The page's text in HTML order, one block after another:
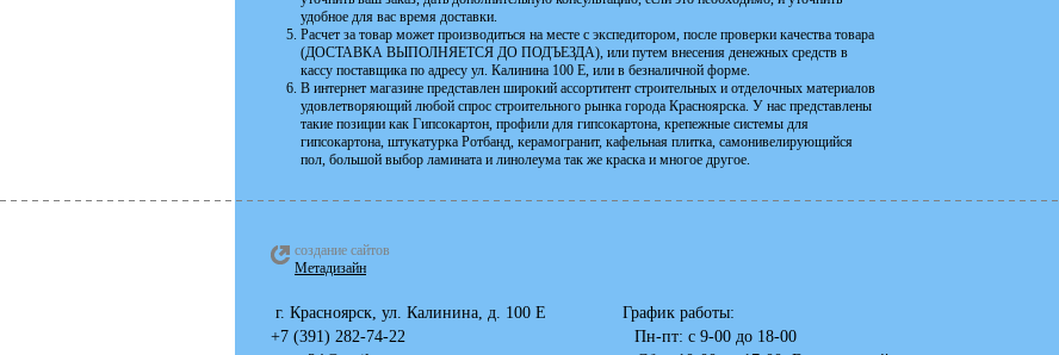
удобное для вас время доставки.
Расчет за товар может производиться на месте с экспедитором, после проверки качества товара
(ДОСТАВКА ВЫПОЛНЯЕТСЯ ДО ПОДЪЕЗДА), или путем внесения денежных средств в
кассу поставщика по адресу ул. Калинина 100 Е, или в безналичной форме.
В интернет магазине представлен широкий ассортитент строительных и отделочных материалов
удовлетворяющий любой спрос строительного рынка города Красноярска. У нас представлены
такие позиции как Гипсокартон, профили для гипсокартона, крепежные системы для
гипсокартона, штукатурка Ротбанд, керамогранит, кафельная плитка, самонивелирующийся
пол, большой выбор ламината и линолеума так же краска и многое другое.
создание сайтов
Метадизайн
г. Красноярск, ул. Калинина, д. 100 Е График работы:
+7 (391) 282-74-22 Пн-пт: с 9-00 до 18-00